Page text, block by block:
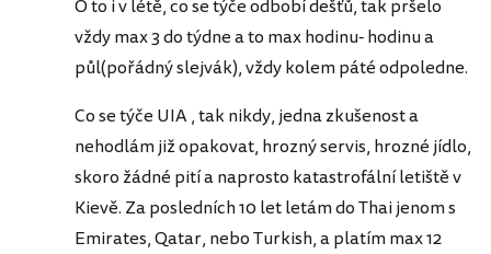
O to i v létě, co se týče odbobí dešťů, tak pršelo
vždy max 3 do týdne a to max hodinu- hodinu a
půl(pořádný slejvák), vždy kolem páté odpoledne.
Co se týče UIA , tak nikdy, jedna zkušenost a
nehodlám již opakovat, hrozný servis, hrozné jídlo,
skoro žádné pití a naprosto katastrofální letiště v
Kievě. Za posledních 10 let letám do Thai jenom s
Emirates, Qatar, nebo Turkish, a platím max 12